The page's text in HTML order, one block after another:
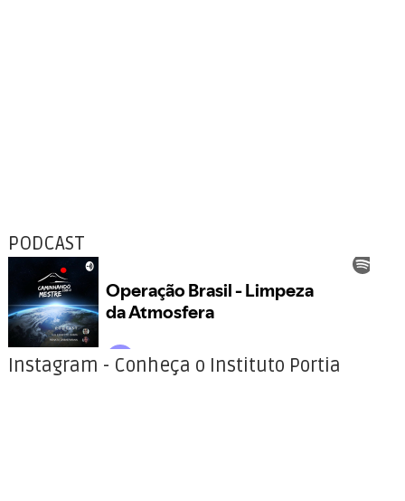
PODCAST
Instagram - Conheça o Instituto Portia